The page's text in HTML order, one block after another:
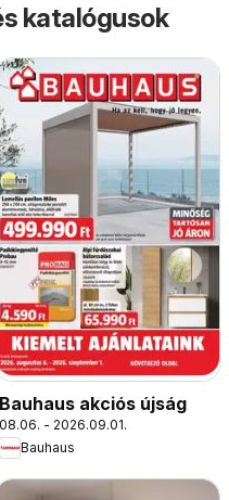
katalógusok
Bauhaus akciós újság
08.06. - 2026.09.01.
Bauhaus